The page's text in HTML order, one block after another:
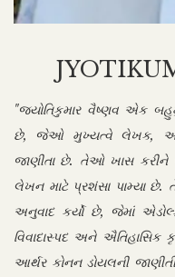
"જ્યોતિકુમાર વૈષ્ણવ એક
છે, જેઓ મુખ્યત્વે લેખક,
જાણીતા છે. તેઓ ખાસ કરીને
લેખન માટે પ્રશંસા પામ્યા છે.
અનુવાદ કર્યો છે, જેમાં
વિવાદાસ્પદ અને
આર્થર કોનન ડોયલની